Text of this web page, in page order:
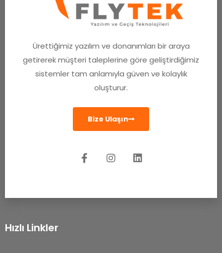
Ürettiğimiz yazılım ve donanımları bir araya
getirerek müşteri taleplerine göre geliştirdiğimiz
sistemler tam anlamıyla güven ve kolaylık
oluşturur.
Bize Ulaşın
Hızlı Linkler